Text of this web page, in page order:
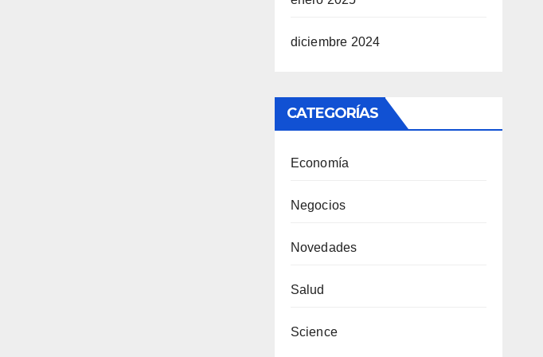
diciembre 2024
CATEGORÍAS
Economía
Negocios
Novedades
Salud
Science